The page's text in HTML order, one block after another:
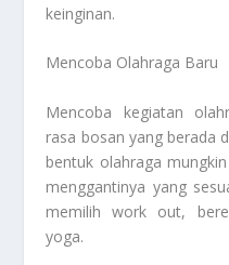
keinginan.
Mencoba Olahraga Baru
Mencoba kegiatan
rasa bosan yang berada
bentuk olahraga
menggantinya yang
memilih work out,
yoga.